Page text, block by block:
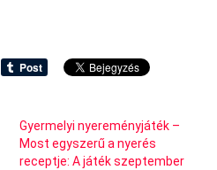
Gyermelyi nyereményjáték –
Most egyszerű a nyerés
receptje: A játék szeptember